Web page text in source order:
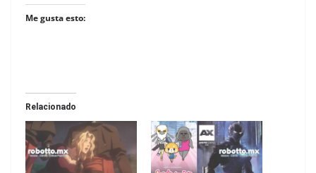
Me gusta esto:
Relacionado